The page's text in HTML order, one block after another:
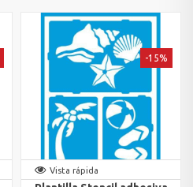
Vista rápida
-15%